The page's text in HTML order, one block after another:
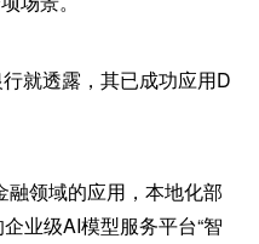
就透露，其已成功应用D
领域的应用，本地化部
业级AI模型服务平台“智